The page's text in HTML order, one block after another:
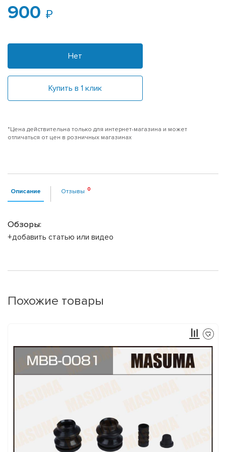
900
Нет
Купить в 1 клик
*Цена действительна только для интернет-магазина и может
отличаться от цен в розничных магазинах
Описание Отзывы
Обзоры:
+добавить статью или видео
Похожие товары